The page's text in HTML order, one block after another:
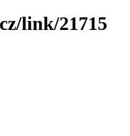
link/21715